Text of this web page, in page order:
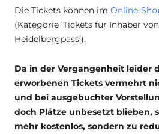
Die Tickets können im Online-
(Kategorie ‘Tickets für Inhaber
Heidelbergpass’).
Da in der Vergangenheit leider
erworbenen Tickets vermehrt
und bei ausgebuchter
doch Plätze unbesetzt blieben,
mehr kostenlos, sondern zu